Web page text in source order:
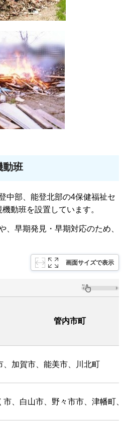
動班
中部、能登北部の4保健福祉セ
動班を設置しています。
、早期発見・早期対応のため、
画面サイズで表示
管内市町
、加賀市、能美市、川北町
市、白山市、野々市市、津幡町、